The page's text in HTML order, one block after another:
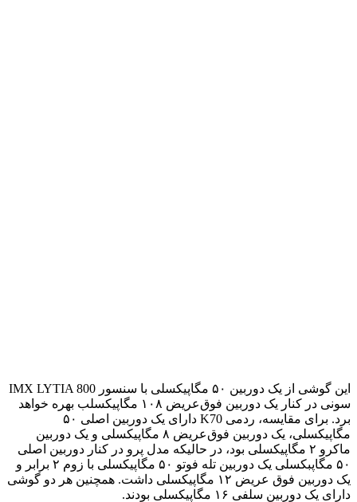
این گوشی از یک دوربین ۵۰ مگاپیکسلی با سنسور IMX LYTIA 800
سونی در کنار یک دوربین فوق‌عریض ۱۰۸ مگاپیکسلب بهره خواهد
برد. برای مقایسه، ردمی K70 دارای یک دوربین اصلی ۵۰
مگاپیکسلی، یک دوربین فوق‌عریض ۸ مگاپیکسلی و یک دوربین
ماکرو ۲ مگاپیکسلی بود، در حالیکه مدل پرو در کنار دوربین اصلی
۵۰ مگاپبکسلی یک دوربین تله فوتو ۵۰ مگاپیکسلی با زوم ۲ برابر و
یک دوربین فوق عریض ۱۲ مگاپیکسلی داشت. همچنین هر دو گوشی
دارای یک دوربین سلفی ۱۶ مگاپیکسلی بودند.